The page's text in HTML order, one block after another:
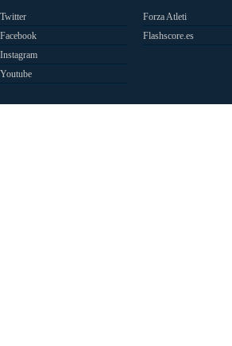
Twitter
Facebook
Instagram
Youtube
Forza Atleti
Flashscore.es